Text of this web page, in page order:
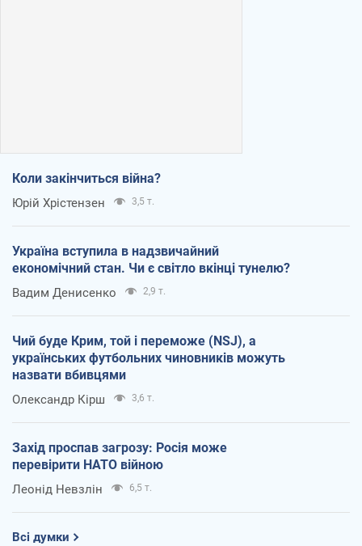
Коли закінчиться війна?
Юрій Хрістензен 3,5 т.
Україна вступила в надзвичайний
економічний стан. Чи є світло вкінці тунелю?
Вадим Денисенко 2,9 т.
Чий буде Крим, той і переможе (NSJ), а
українських футбольних чиновників можуть
назвати вбивцями
Олександр Кірш 3,6 т.
Захід проспав загрозу: Росія може
перевірити НАТО війною
Леонід Невзлін 6,5 т.
Всі думки